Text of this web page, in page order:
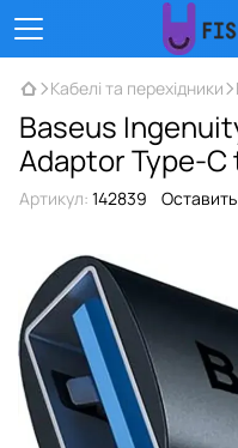
Кабелі та перехідники
Baseus
Adaptor Type-C
Артикул: 142839